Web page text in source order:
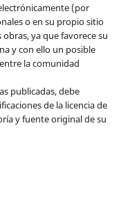
(por
o en su propio sitio
obras, ya que favorece su
y con ello un posible
la comunidad
publicadas, debe
de la licencia de
y fuente original de su